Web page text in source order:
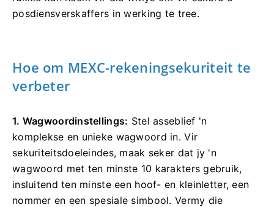
posdiensverskaffers in werking te tree.
Hoe om MEXC-rekeningsekuriteit te
verbeter
1. Wagwoordinstellings: Stel asseblief 'n
komplekse en unieke wagwoord in.Vir
sekuriteitsdoeleindes, maak seker dat jy 'n
wagwoord met ten minste 10 karakters gebruik,
insluitend ten minste een hoof- en kleinletter, een
nommer en een spesiale simbool. Vermy die